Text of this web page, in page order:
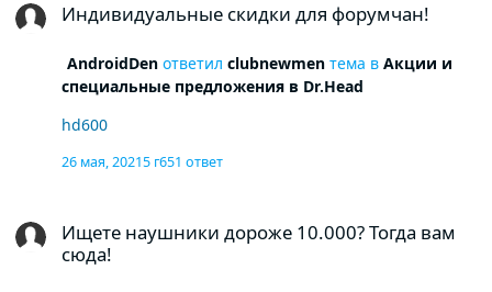
Индивидуальные скидки для форумчан!
AndroidDenответил clubnewmenтема в Акции и
специальные предложения в Dr.Head
hd600
26 мая, 20215 г651 ответ
Ищете наушники дороже 10.000? Тогда вам
сюда!